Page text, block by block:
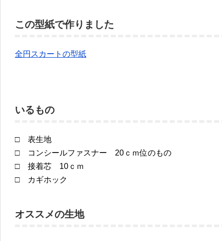
この型紙で作りました
全円スカートの型紙
いるもの
□ 表生地
□ コンシールファスナー 20ｃｍ位のもの
□ 接着芯 10ｃｍ
□ カギホック
オススメの生地